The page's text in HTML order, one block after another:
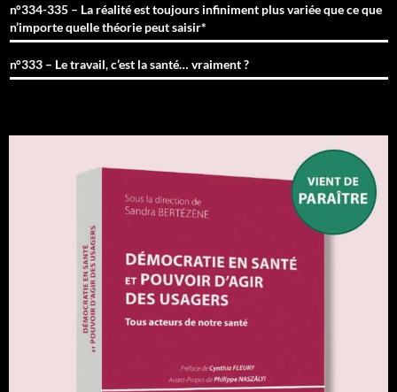
n°334-335 – La réalité est toujours infiniment plus variée que ce que
n’importe quelle théorie peut saisir*
n°333 – Le travail, c’est la santé… vraiment ?